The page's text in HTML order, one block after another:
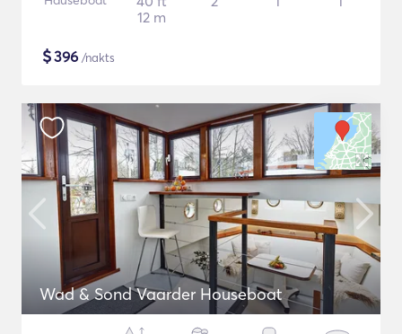
12 m
$396 /nakts
Wad & Sond Vaarder Houseboat